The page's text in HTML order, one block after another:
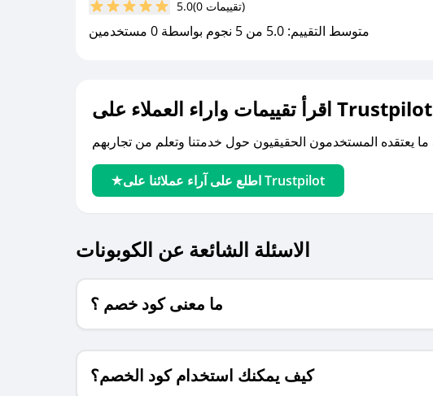
5.0 (0 تقييمات)
متوسط التقييم: 5.0 من 5 نجوم بواسطة 0 مستخدمين
اقرأ تقييمات واراء العملاء على Trustpilot
اطلع على آراء عملائنا على Trustpilot
الاسئلة الشائعة عن الكوبونات
ما معنى كود خصم ؟
كيف يمكنك استخدام كود الخصم؟